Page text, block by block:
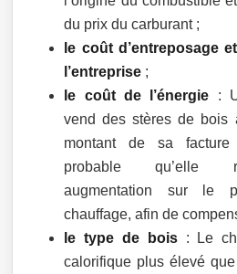
du prix du carburant ;
le coût d’entreposage
l’entreprise ;
le coût de l’énergie :
vend des stères de bois
montant de sa facture
probable qu’elle
augmentation sur le
chauffage, afin de
le type de bois: Le
calorifique plus élevé